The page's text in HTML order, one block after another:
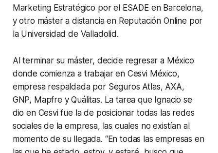
Marketing Estratégico por el ESADE en Barcelona,
y otro máster a distancia en Reputación Online por
la Universidad de Valladolid.
Al terminar su máster, decide regresar a México
donde comienza a trabajar en Cesvi México,
empresa respaldada por Seguros Atlas, AXA,
GNP, Mapfre y Quálitas. La tarea que Ignacio se
dio en Cesvi fue la de posicionar todas las redes
sociales de la empresa, las cuales no existían al
momento de su llegada. “En todas las empresas en